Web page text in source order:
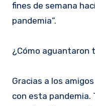
fines de semana
pandemia”.
¿Cómo aguantaron
Gracias a los
con esta pandemia.